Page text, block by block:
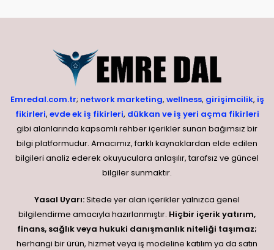
Emredal.com.tr; network marketing, wellness, girişimcilik, iş
fikirleri, evde ek iş fikirleri, dükkan ve iş yeri açma fikirleri
gibi alanlarında kapsamlı rehber içerikler sunan bağımsız bir
bilgi platformudur. Amacımız, farklı kaynaklardan elde edilen
bilgileri analiz ederek okuyuculara anlaşılır, tarafsız ve güncel
bilgiler sunmaktır.
Yasal Uyarı:Sitede yer alan içerikler yalnızca genel
bilgilendirme amacıyla hazırlanmıştır. Hiçbir içerik yatırım,
finans, sağlık veya hukuki danışmanlık niteliği taşımaz;
herhangi bir ürün, hizmet veya iş modeline katılım ya da satın